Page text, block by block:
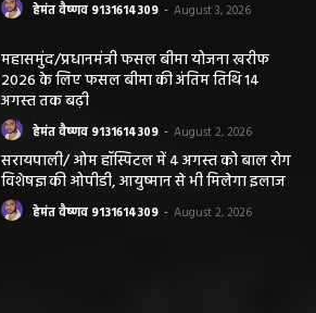
हेमंत वैष्णव 9131614309 - August 3, 2026
महासमुंद/प्रधानमंत्री फसल बीमा योजना खरीफ
2026 के लिए फसल बीमा की अंतिम तिथि 14
अगस्त तक बढ़ी
हेमंत वैष्णव 9131614309 - August 2, 2026
सरायपाली/ ओम हॉस्पिटल में 4 अगस्त को बाल रोग
विशेषज्ञ की ओपीडी, आयुष्मान से भी मिलेगा इलाज
हेमंत वैष्णव 9131614309 - August 2, 2026